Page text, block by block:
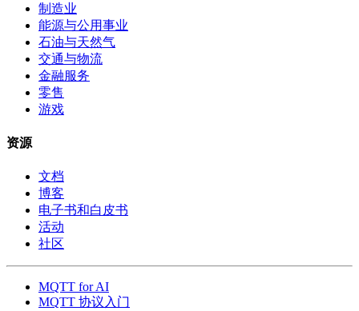
制造业
能源与公用事业
石油与天然气
交通与物流
金融服务
零售
游戏
资源
文档
博客
电子书和白皮书
活动
社区
MQTT for AI
MQTT 协议入门